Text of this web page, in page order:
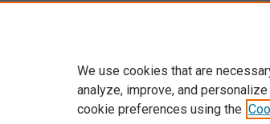
Tout le contenu de ce
We use cookies that are
analyze, improve, and
cookie preferences using the